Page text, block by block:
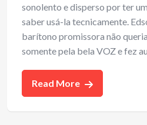
sonolento e disperso por ter
saber usá-la tecnicamente.
barítono promissora não
somente pela bela VOZ e fez
Read More